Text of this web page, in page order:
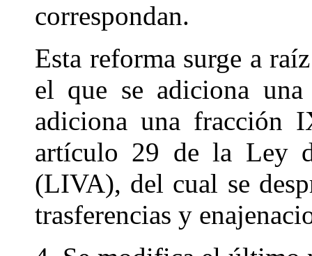
correspondan.
Esta reforma surge a
el que se adiciona
adiciona una fracción
artículo 29 de la Ley
(LIVA), del cual se
trasferencias y